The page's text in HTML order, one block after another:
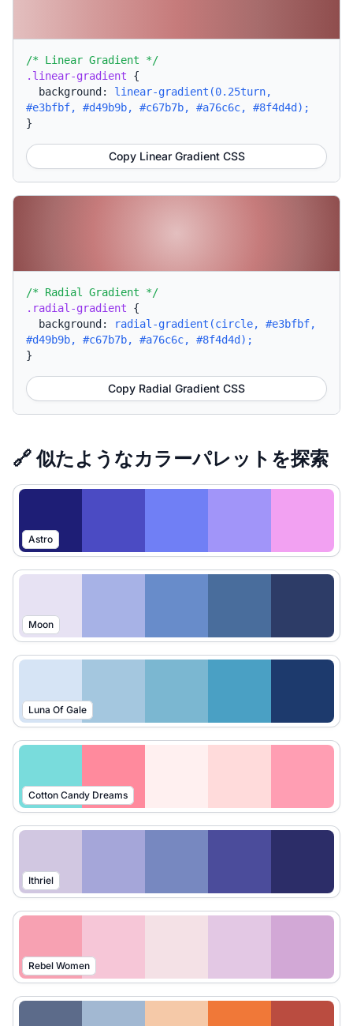
/* Linear Gradient */
.linear-gradient {
background: linear-gradient(0.25turn,
#e3bfbf, #d49b9b, #c67b7b, #a76c6c, #8f4d4d);
}
Copy Linear Gradient CSS
/* Radial Gradient */
.radial-gradient {
background:
radial-gradient(circle, #e3bfbf,
#d49b9b, #c67b7b, #a76c6c, #8f4d4d);
}
Copy Radial Gradient CSS
🔗 似たようなカラーパレットを探索
Astro
Moon
Luna Of Gale
Cotton Candy Dreams
Ithriel
Rebel Women